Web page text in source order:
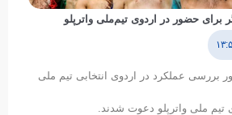
برای حضور در اردوی تیم‌ملی واترپلو
بررسی عملکرد در اردوی انتخابی تیم ملی